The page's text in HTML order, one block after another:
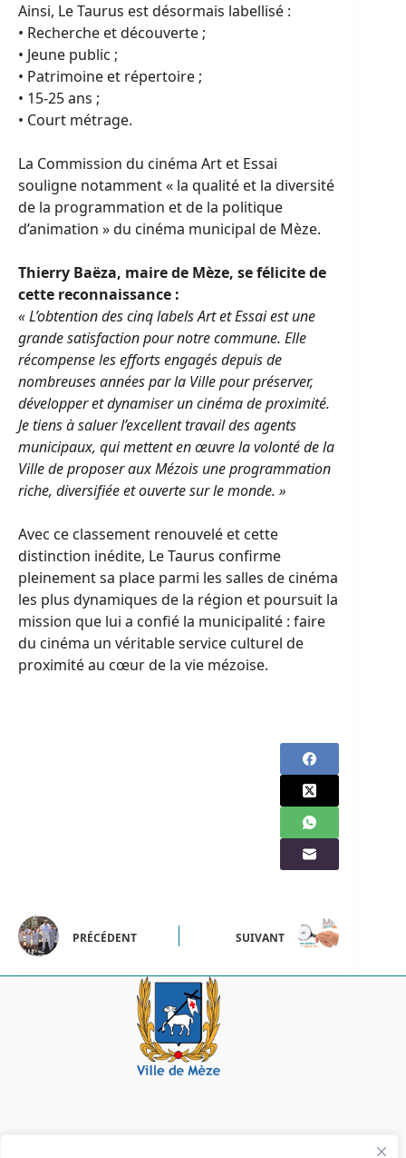
Ainsi, Le Taurus est désormais labellisé :
• Recherche et découverte ;
• Jeune public ;
• Patrimoine et répertoire ;
• 15-25 ans ;
• Court métrage.
La Commission du cinéma Art et Essai
souligne notamment « la qualité et la diversité
de la programmation et de la politique
d’animation » du cinéma municipal de Mèze.
Thierry Baëza, maire de Mèze, se félicite de
cette reconnaissance :
« L’obtention des cinq labels Art et Essai est une
grande satisfaction pour notre commune. Elle
récompense les efforts engagés depuis de
nombreuses années par la Ville pour préserver,
développer et dynamiser un cinéma de proximité.
Je tiens à saluer l’excellent travail des agents
municipaux, qui mettent en œuvre la volonté de la
Ville de proposer aux Mézois une programmation
riche, diversifiée et ouverte sur le monde. »
Avec ce classement renouvelé et cette
distinction inédite, Le Taurus confirme
pleinement sa place parmi les salles de cinéma
les plus dynamiques de la région et poursuit la
mission que lui a confié la municipalité : faire
du cinéma un véritable service culturel de
proximité au cœur de la vie mézoise.
PRÉCÉDENT SUIVANT